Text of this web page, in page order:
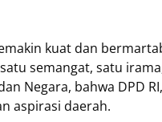
kuat dan
semangat, satu
Negara, bahwa DPD
aspirasi daerah.